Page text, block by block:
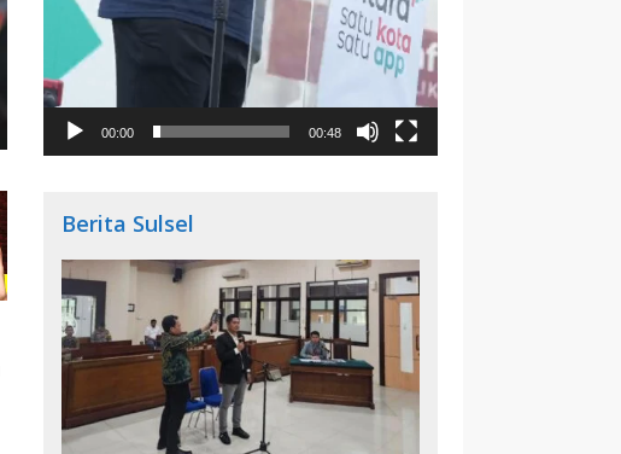
00:00 00:48
Berita Sulsel